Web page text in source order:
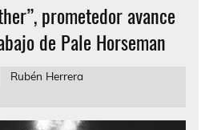
prometedor avance
de Pale Horseman
Rubén Herrera